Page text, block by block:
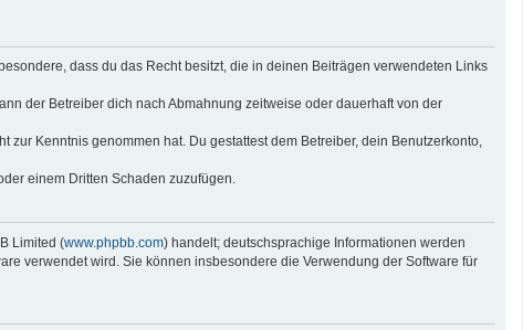
dass du das Recht besitzt, die in deinen Beiträgen verwendeten Links
der Betreiber dich nach Abmahnung zeitweise oder dauerhaft von der
Kenntnis genommen hat. Du gestattest dem Betreiber, dein Benutzerkonto,
einem Dritten Schaden zuzufügen.
Limited (www.phpbb.com) handelt; deutschsprachige Informationen werden
verwendet wird. Sie können insbesondere die Verwendung der Software für